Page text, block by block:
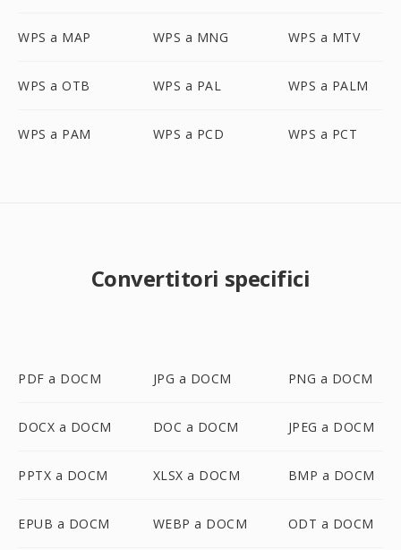
WPS a MAP WPS a MNG WPS a MTV
WPS a OTB WPS a PAL WPS a PALM
WPS a PAM WPS a PCD WPS a PCT
Convertitori specifici
PDF a DOCM JPG a DOCM PNG a DOCM
DOCX a DOCM DOC a DOCM JPEG a DOCM
PPTX a DOCM XLSX a DOCM BMP a DOCM
EPUB a DOCM WEBP a DOCM ODT a DOCM